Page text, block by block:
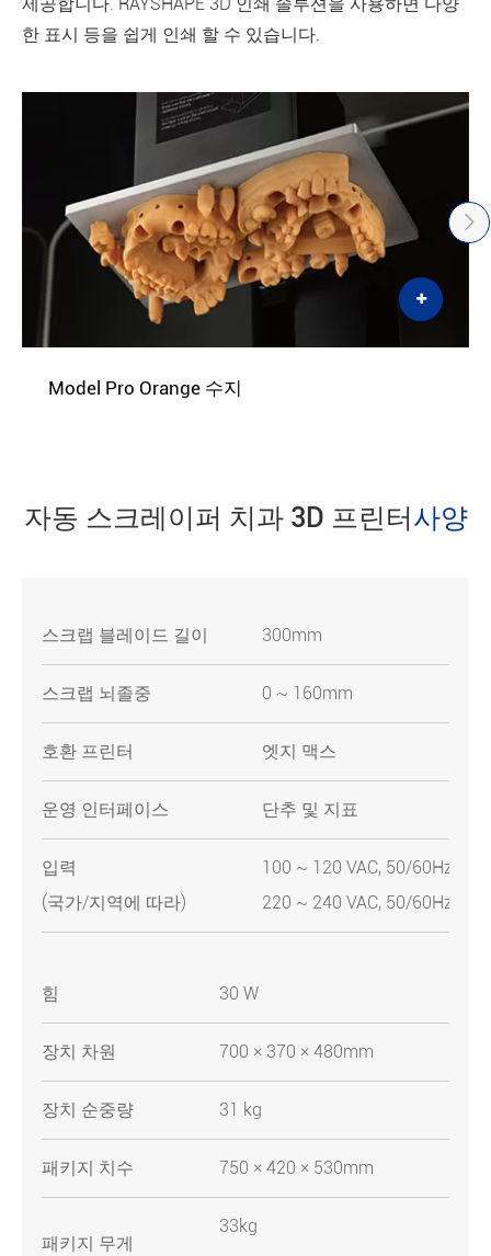
한 표시 등을 쉽게 인쇄 할 수 있습니다.
Model Pro Orange 수지
자동 스크레이퍼 치과 3D 프린터사양
스크랩 블레이드 길이 300mm
스크랩 뇌졸중 0 ~ 160mm
호환 프린터 엣지 맥스
운영 인터페이스 단추 및 지표
입력
(국가/지역에 따라)
100 ~ 120 VAC, 50/60Hz
220 ~ 240 VAC, 50/60Hz
힘 30 W
장치 차원 700 × 370 × 480mm
장치 순중량 31 kg
패키지 치수 750 × 420 × 530mm
패키지 무게
33kg